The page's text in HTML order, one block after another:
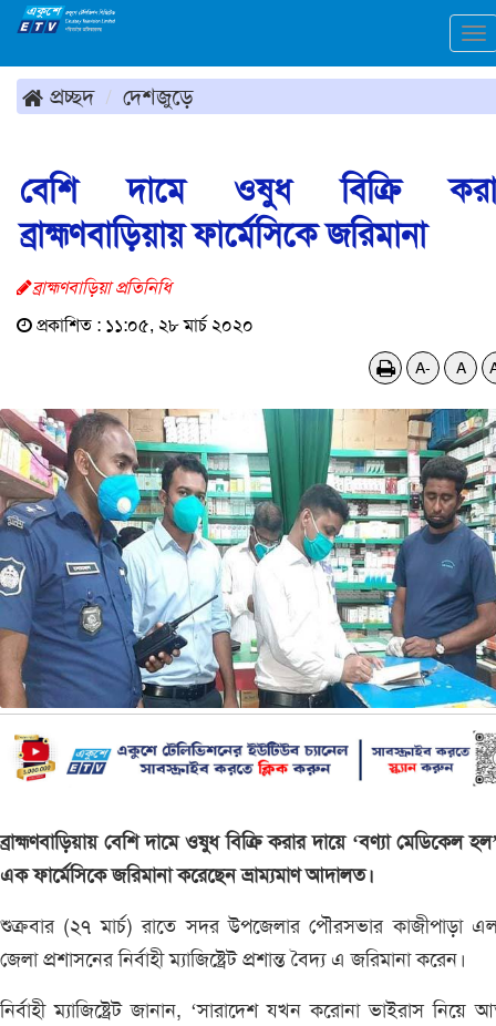
প্রচ্ছদ দেশজুড়ে
বেশি দামে ওষুধ বিক্রি
ব্রাহ্মণবাড়িয়ায় ফার্মেসিকে জরিমানা
ব্রাহ্মণবাড়িয়া প্রতিনিধি
প্রকাশিত : ১১:০৫, ২৮ মার্চ ২০২০
A- A
ব্রাহ্মণবাড়িয়ায় বেশি দামে ওষুধ বিক্রি করার দায়ে ‘বণ্যা মেডিকেল
এক ফার্মেসিকে জরিমানা করেছেন ভ্রাম্যমাণ আদালত।
শুক্রবার (২৭ মার্চ) রাতে সদর উপজেলার পৌরসভার কাজীপাড়া
জেলা প্রশাসনের নির্বাহী ম্যাজিষ্ট্রেট প্রশান্ত বৈদ্য এ জরিমানা করেন।
নির্বাহী ম্যাজিষ্ট্রেট জানান, ‘সারাদেশ যখন করোনা ভাইরাস নিয়ে